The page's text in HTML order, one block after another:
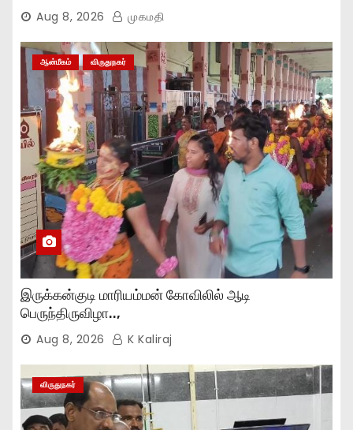
Aug 8, 2026 முகமதி
ஆன்மீகம் விருதுநகர்
இருக்கன்குடி மாரியம்மன் கோவிலில் ஆடி
பெருந்திருவிழா..,
Aug 8, 2026 K Kaliraj
விருதுநகர்